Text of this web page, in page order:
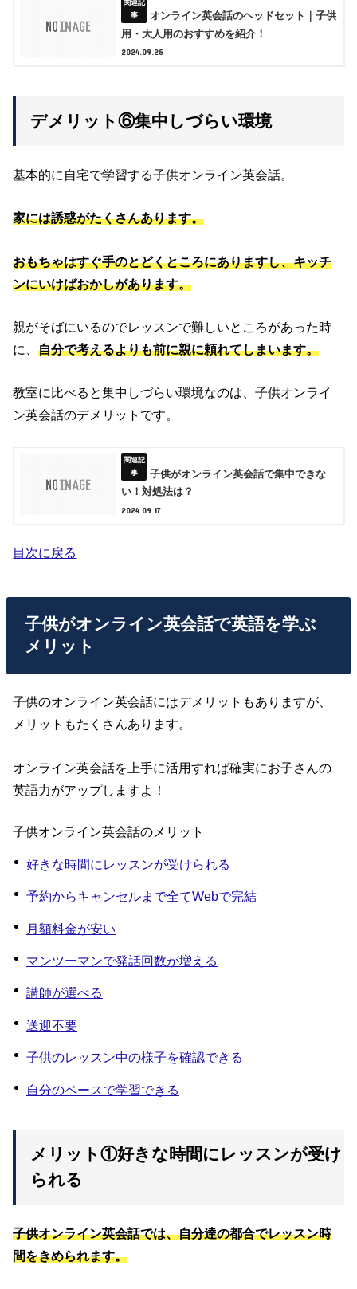
オンライン英会話のヘッドセット｜子供
用・大人用のおすすめを紹介！
2024.09.25
デメリット⑥集中しづらい環境
基本的に自宅で学習する子供オンライン英会話。
家には誘惑がたくさんあります。
おもちゃはすぐ手のとどくところにありますし、キッチ
ンにいけばおかしがあります。
親がそばにいるのでレッスンで難しいところがあった時
に、自分で考えるよりも前に親に頼れてしまいます。
教室に比べると集中しづらい環境なのは、子供オンライ
ン英会話のデメリットです。
子供がオンライン英会話で集中できな
い！対処法は？
2024.09.17
目次に戻る
子供がオンライン英会話で英語を学ぶ
メリット
子供のオンライン英会話にはデメリットもありますが、
メリットもたくさんあります。
オンライン英会話を上手に活用すれば確実にお子さんの
英語力がアップしますよ！
子供オンライン英会話のメリット
好きな時間にレッスンが受けられる
予約からキャンセルまで全てWebで完結
月額料金が安い
マンツーマンで発話回数が増える
講師が選べる
送迎不要
子供のレッスン中の様子を確認できる
自分のペースで学習できる
メリット①好きな時間にレッスンが受け
られる
子供オンライン英会話では、自分達の都合でレッスン時
間をきめられます。